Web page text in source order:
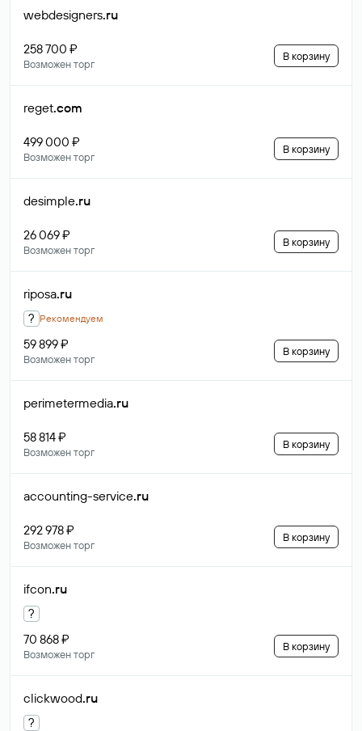
webdesigners.ru
258 700 ₽
Возможен торг
В корзину
reget.com
499 000 ₽
Возможен торг
В корзину
desimple.ru
26 069 ₽
Возможен торг
В корзину
riposa.ru
? Рекомендуем
59 899 ₽
Возможен торг
В корзину
perimetermedia.ru
58 814 ₽
Возможен торг
В корзину
accounting-service.ru
292 978 ₽
Возможен торг
В корзину
ifcon.ru
?
70 868 ₽
Возможен торг
В корзину
clickwood.ru
?